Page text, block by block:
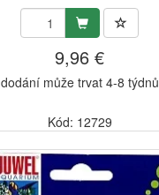
9,96 €
dodání může trvat 4-8 týdnů
Kód: 12729